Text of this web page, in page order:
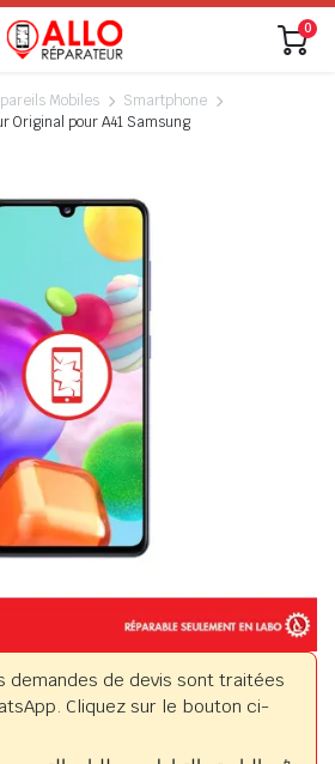
0
Mobiles
Smartphone
Original pour A41 Samsung
demandes de devis sont traitées
Cliquez sur le bouton ci-